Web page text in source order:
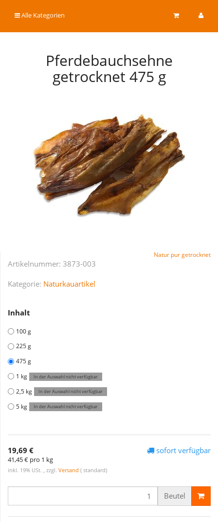
Alle Kategorien
Pferdebauchsehne
getrocknet 475 g
Natur pur getrocknet
Artikelnummer: 3873-003
Kategorie: Naturkauartikel
Inhalt
100 g
225 g
475 g
1 kg
In der Auswahl nicht verfügbar
2,5 kg In der Auswahl nicht verfügbar
5 kg In der Auswahl nicht verfügbar
19,69 €
41,45 € pro 1 kg
inkl. 19% USt. , zzgl. Versand ( standard)
sofort verfügbar
Beutel